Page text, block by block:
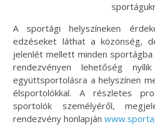
A sportági helyszíneken
edzéseket láthat a közönség,
jelenlét mellett minden
rendezvényen lehetőség
együttsportolásra a helyszínen
élsportolókkal. A részletes
sportolók személyéről,
rendezvény honlapján